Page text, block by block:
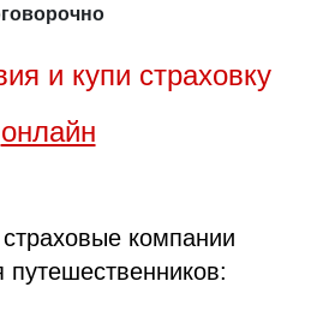
и купи страховку
онлайн
компании
путешественников: